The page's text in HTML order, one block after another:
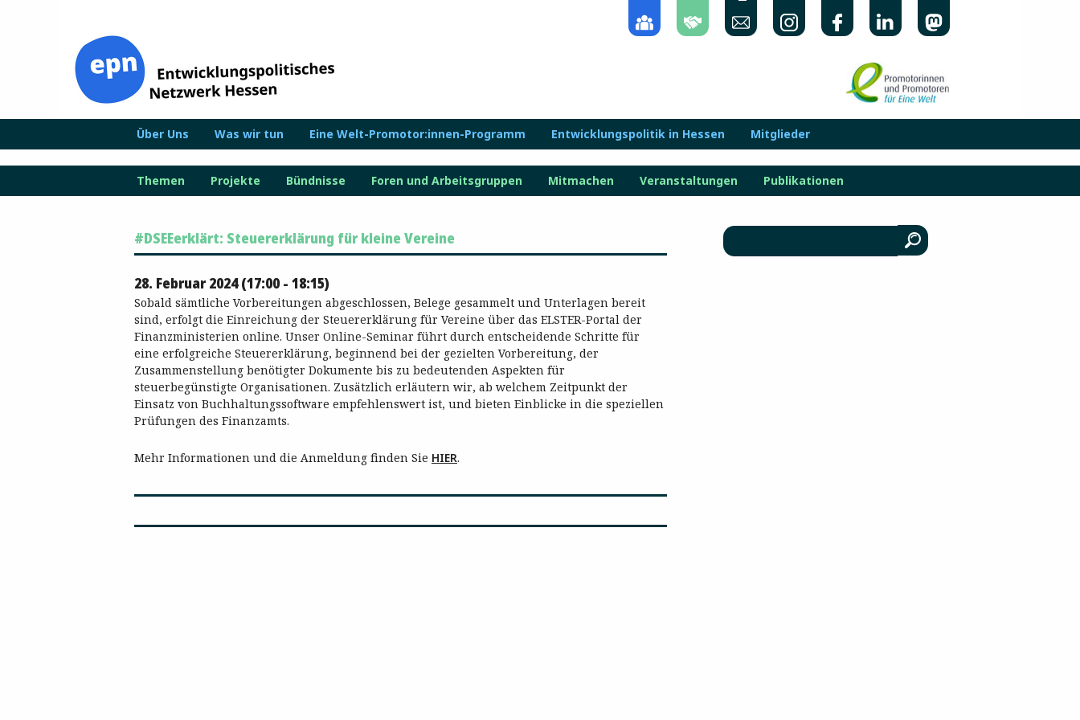
Über Uns Was wir tun Eine Welt-Promotor:innen-Programm Entwicklungspolitik in Hessen Mitglieder
Themen Projekte Bündnisse Foren und Arbeitsgruppen Mitmachen Veranstaltungen Publikationen
#DSEEerklärt: Steuererklärung für kleine Vereine
28. Februar 2024 (17:00 - 18:15)
Sobald sämtliche Vorbereitungen abgeschlossen, Belege gesammelt und Unterlagen bereit
sind, erfolgt die Einreichung der Steuererklärung für Vereine über das ELSTER-Portal der
Finanzministerien online. Unser Online-Seminar führt durch entscheidende Schritte für
eine erfolgreiche Steuererklärung, beginnend bei der gezielten Vorbereitung, der
Zusammenstellung benötigter Dokumente bis zu bedeutenden Aspekten für
steuerbegünstigte Organisationen. Zusätzlich erläutern wir, ab welchem Zeitpunkt der
Einsatz von Buchhaltungssoftware empfehlenswert ist, und bieten Einblicke in die speziellen
Prüfungen des Finanzamts.
Mehr Informationen und die Anmeldung finden Sie HIER.